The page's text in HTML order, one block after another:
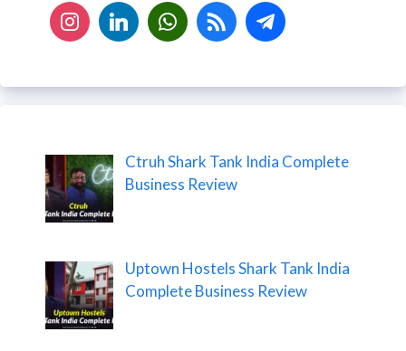
Ctruh Shark Tank India Complete
Business Review
Uptown Hostels Shark Tank India
Complete Business Review